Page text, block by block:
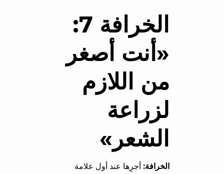
الخرافة 7:
«أنت أصغر
من اللازم
لزراعة
الشعر»
الخرافة: أجرِها عند أول علامة